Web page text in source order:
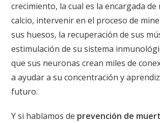
crecimiento, la cual es la encargada
calcio, intervenir en el proceso de
sus huesos, la recuperación de sus
estimulación de su sistema
que sus neuronas crean miles de
a ayudar a su concentración y
futuro.
Y si hablamos de prevención de